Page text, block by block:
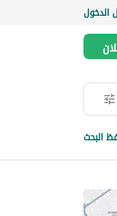
الدخول
البحث